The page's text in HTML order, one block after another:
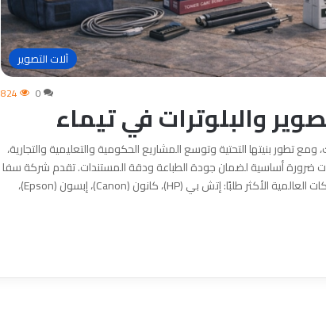
آلات التصوير
0
824
والبلوترات في تيماء
تطور بنيتها التحتية وتوسع المشاريع الحكومية والتعليمية والتجارية،
ضرورة أساسية لضمان جودة الطباعة ودقة المستندات. تقدم شركة سفا
السعودية للتجارة كافة الحلول في عالم الأحبار، حيث نوفر الماركات العالمية الأكثر طلبًا: إتش بي (HP)، كانون (Canon)، إبسون (Epson)،